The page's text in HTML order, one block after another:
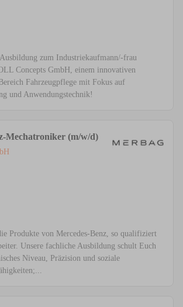
zum Industriekaufmann/-frau
Concepts GmbH, einem innovativen
Fahrzeugpflege mit Fokus auf
und Anwendungstechnik!
Mechatroniker (m/w/d)
Produkte von Mercedes-Benz, so qualifiziert
Unsere fachliche Ausbildung schult Euch
Niveau, Präzision und soziale